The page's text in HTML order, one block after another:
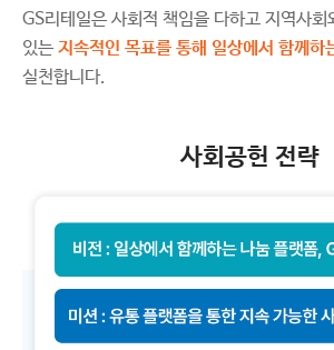
GS리테일은 사회적 책임을 다하고 지역사
있는 지속적인 목표를 통해 일상에서 함께하
실천합니다.
사회공헌 전략